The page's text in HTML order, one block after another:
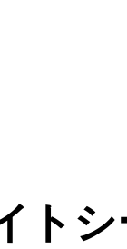
ト